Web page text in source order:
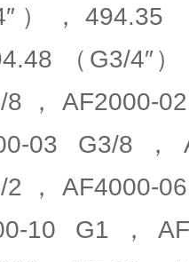
），494.35
（G3/4″
8，AF2000-
03 G3/8，
2，AF4000-
10 G1，